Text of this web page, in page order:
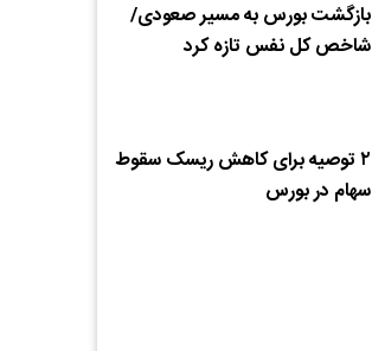
بازگشت بورس به مسیر صعودی/
شاخص کل نفس تازه کرد
۲ توصیه برای کاهش ریسک سقوط
سهام در بورس